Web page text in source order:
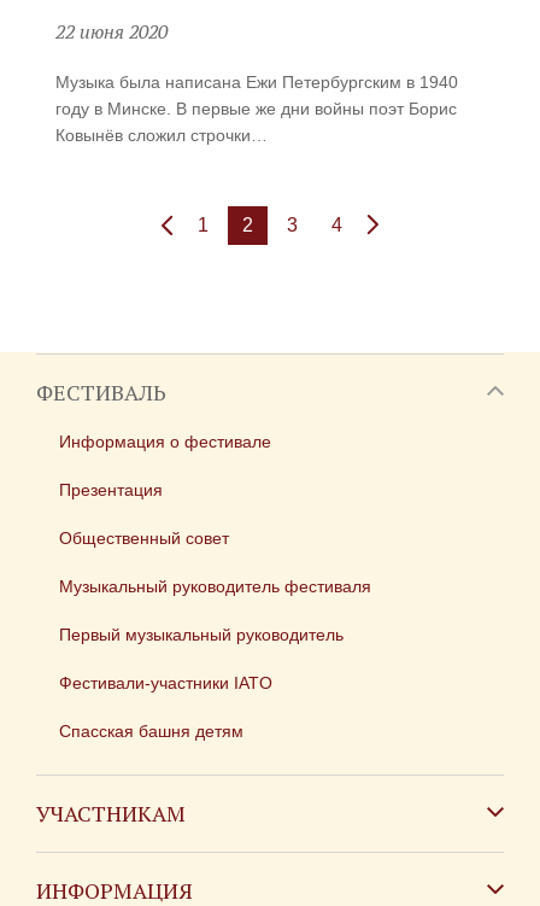
22 июня 2020
Музыка была написана Ежи Петербургским в 1940
году в Минске. В первые же дни войны поэт Борис
Ковынёв сложил строчки…
1 2 3 4
ФЕСТИВАЛЬ
Информация о фестивале
Презентация
Общественный совет
Музыкальный руководитель фестиваля
Первый музыкальный руководитель
Фестивали-участники IATO
Спасская башня детям
УЧАСТНИКАМ
ИНФОРМАЦИЯ